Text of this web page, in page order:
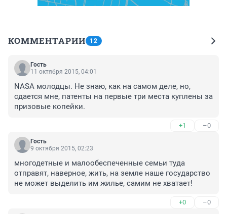
КОММЕНТАРИИ 12
Гость
11 октября 2015, 04:01
NASA молодцы. Не знаю, как на самом деле, но,
сдается мне, патенты на первые три места куплены за
призовые копейки.
+1 –0
Гость
9 октября 2015, 02:23
многодетные и малообеспеченные семьи туда
отправят, наверное, жить, на земле наше государство
не может выделить им жилье, самим не хватает!
+0 –0